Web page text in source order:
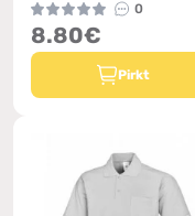
0
8.80€
Pirkt